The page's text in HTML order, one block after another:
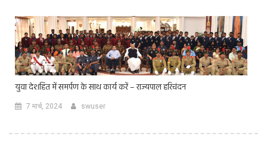
युवा देशहित में समर्पण के साथ कार्य करें – राज्यपाल हरिचंदन
7 मार्च, 2024 swuser